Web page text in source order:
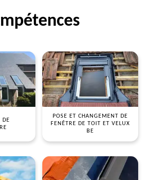
DE
POSE ET CHANGEMENT DE
FENÊTRE DE TOIT ET VELUX
BE